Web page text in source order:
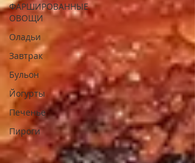
ФАРШИРОВАННЫЕ
ОВОЩИ
Оладьи
Завтрак
Бульон
Йогурты
Печенье
Пироги